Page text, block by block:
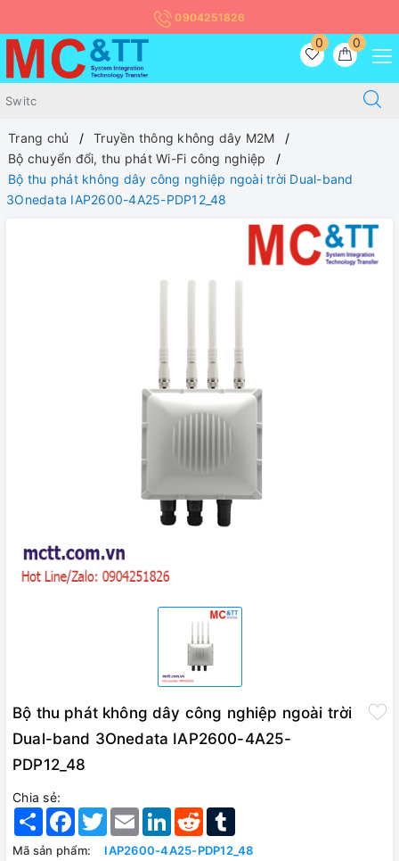
0904251826
0
0
Trang chủ
Truyền thông không dây M2M
Bộ chuyển đổi, thu phát Wi-Fi công nghiệp
Bộ thu phát không dây công nghiệp ngoài trời Dual-band
3Onedata IAP2600-4A25-PDP12_48
Bộ thu phát không dây công nghiệp ngoài trời
Dual-band 3Onedata IAP2600-4A25-
PDP12_48
Chia sẻ:
Share Facebook
TwitterEmail LinkedInReddit
Mã sản phẩm:
IAP2600-4A25-PDP12_48